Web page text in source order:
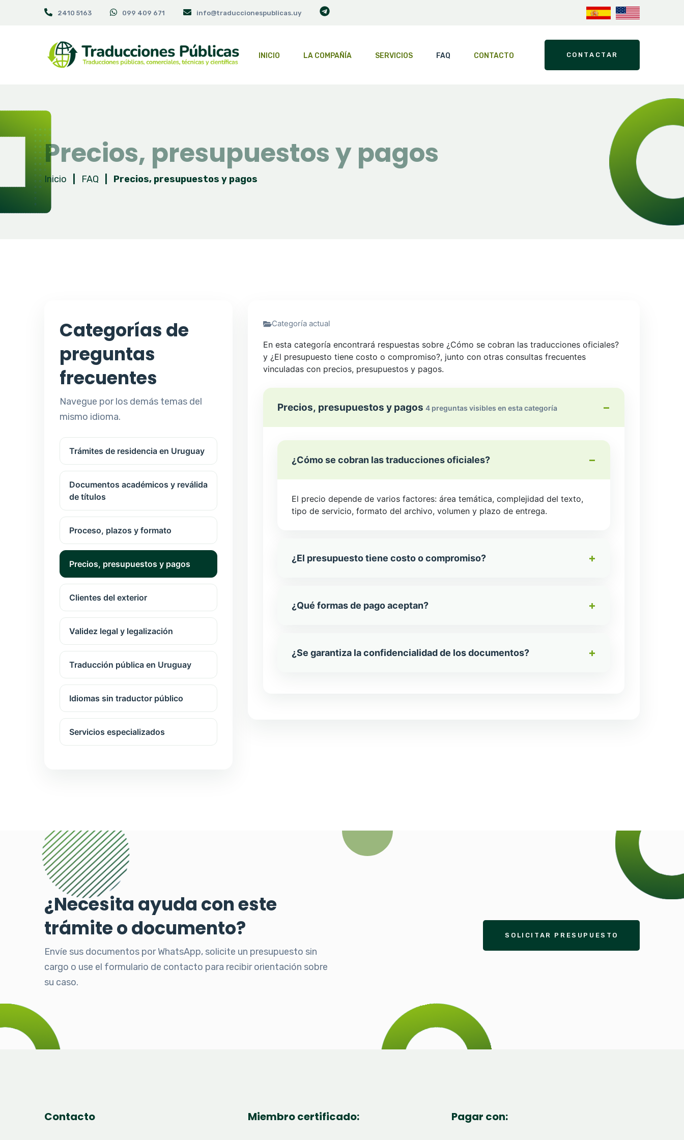
2410 5163 099 409 671 info@traduccionespublicas.uy
INICIO LA COMPAÑÍA SERVICIOS FAQ CONTACTO CONTACTAR
Precios, presupuestos y pagos
Inicio FAQ Precios, presupuestos y pagos
Categorías de
preguntas
frecuentes
Navegue por los demás temas del
mismo idioma.
Trámites de residencia en Uruguay
Documentos académicos y reválida
de títulos
Proceso, plazos y formato
Precios, presupuestos y pagos
Clientes del exterior
Validez legal y legalización
Traducción pública en Uruguay
Idiomas sin traductor público
Servicios especializados
Categoría actual
En esta categoría encontrará respuestas sobre ¿Cómo se cobran las traducciones oficiales?
y ¿El presupuesto tiene costo o compromiso?, junto con otras consultas frecuentes
vinculadas con precios, presupuestos y pagos.
Precios, presupuestos y pagos 4 preguntas visibles en esta categoría
¿Cómo se cobran las traducciones oficiales?
El precio depende de varios factores: área temática, complejidad del texto,
tipo de servicio, formato del archivo, volumen y plazo de entrega.
¿El presupuesto tiene costo o compromiso?
¿Qué formas de pago aceptan?
¿Se garantiza la confidencialidad de los documentos?
¿Necesita ayuda con este
trámite o documento?
Envíe sus documentos por WhatsApp, solicite un presupuesto sin
cargo o use el formulario de contacto para recibir orientación sobre
su caso.
SOLICITAR PRESUPUESTO
Contacto Miembro certificado: Pagar con: